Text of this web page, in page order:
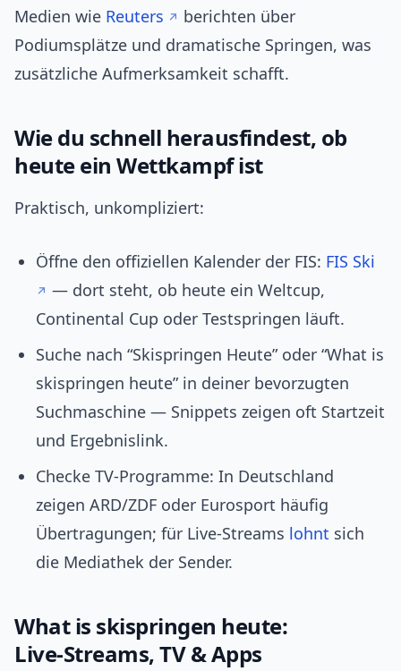
Medien wie Reuters
berichten über
Podiumsplätze und dramatische Springen, was
zusätzliche Aufmerksamkeit schafft.
Wie du schnell herausfindest, ob
heute ein Wettkampf ist
Praktisch, unkompliziert:
Öffne den offiziellen Kalender der FIS: FIS Ski
— dort steht, ob heute ein Weltcup,
Continental Cup oder Testspringen läuft.
Suche nach “Skispringen Heute” oder “What is
skispringen heute” in deiner bevorzugten
Suchmaschine — Snippets zeigen oft Startzeit
und Ergebnislink.
Checke TV‑Programme: In Deutschland
zeigen ARD/ZDF oder Eurosport häufig
Übertragungen; für Live‑Streams lohnt sich
die Mediathek der Sender.
What is skispringen heute:
Live‑Streams, TV & Apps